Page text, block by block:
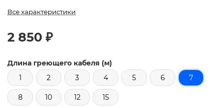
Все характеристики
2 850 ₽
Длина греющего кабеля (м)
1
2 3 4 5 6 7
8 10 12 15